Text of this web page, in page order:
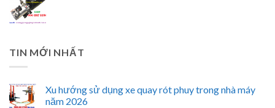
TIN MỚI NHẤT
Xu hướng sử dụng xe quay rót phuy trong nhà máy
năm 2026